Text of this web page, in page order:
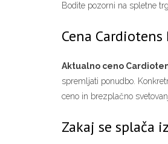
Bodite pozorni na spletne
Cena
Aktualno ceno
spremljati ponudbo.
ceno in brezplačno
Zakaj se splača